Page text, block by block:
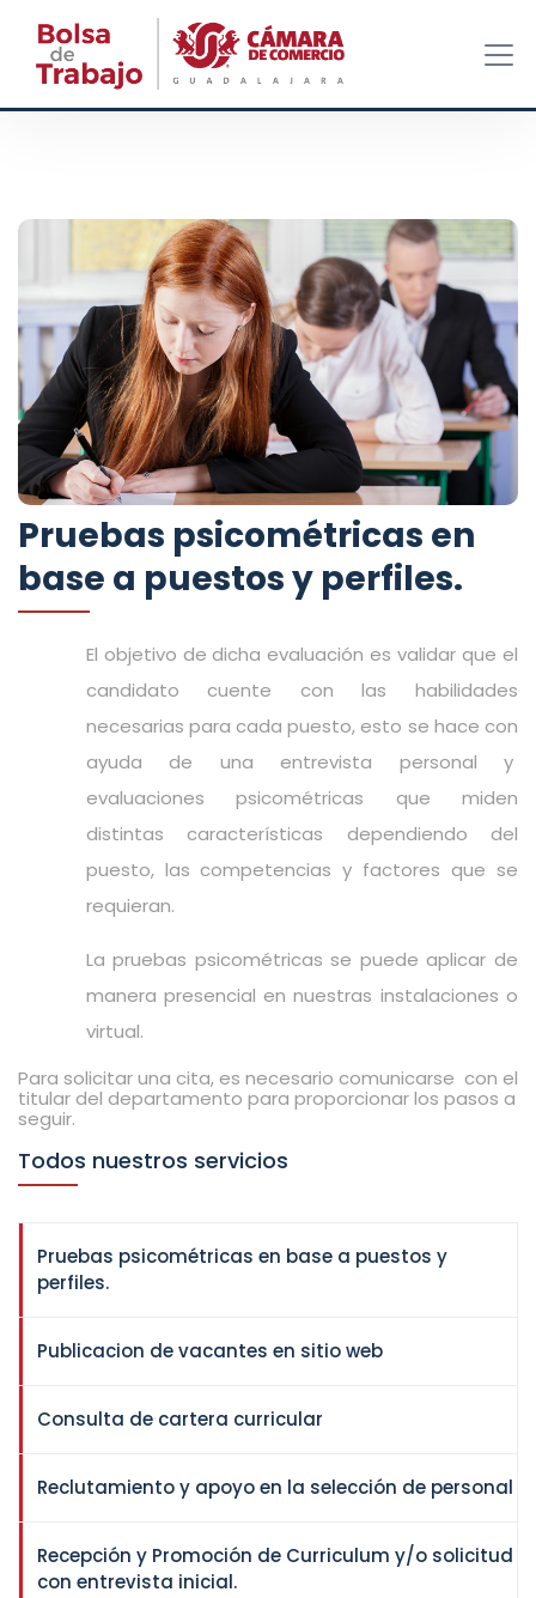
Pruebas psicométricas en
base a puestos y perfiles.
El objetivo de dicha evaluación es validar que el
candidato cuente con las habilidades
necesarias para cada puesto, esto se hace con
ayuda de una entrevista personal y
evaluaciones psicométricas que miden
distintas características dependiendo del
puesto, las competencias y factores que se
requieran.
La pruebas psicométricas se puede aplicar de
manera presencial en nuestras instalaciones o
virtual.
Para solicitar una cita, es necesario comunicarse con el
titular del departamento para proporcionar los pasos a
seguir.
Todos nuestros servicios
Pruebas psicométricas en base a puestos y
perfiles.
Publicacion de vacantes en sitio web
Consulta de cartera curricular
Reclutamiento y apoyo en la selección de personal
Recepción y Promoción de Curriculum y/o solicitud
con entrevista inicial.